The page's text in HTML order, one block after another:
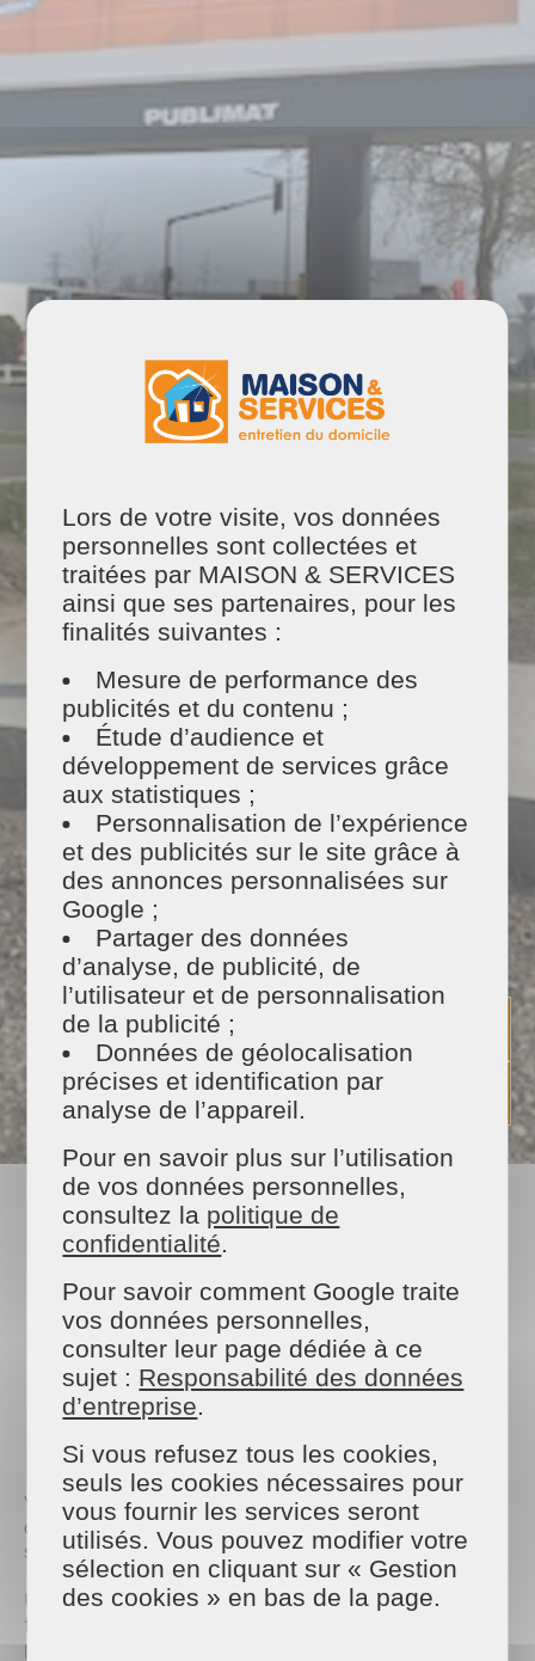
Maison & Services s’affiche à
Vendenheim !
Découvrez notre affichage Route de Strasbourg !
Vous pouvez désormais découvrir notre nouvelle
affiche installée à Vendenheim pour présenter nos
services de jardinage et de nettoyage de vitres.
Une manière simple pour gagner en visibilité et de
faire connaître Maison et Services et nos
prestations de jardinage et de nettoyage de vitres !
Lors de votre visite, vos données
personnelles sont collectées et
traitées par MAISON & SERVICES
ainsi que ses partenaires, pour les
finalités suivantes :
Mesure de performance des
publicités et du contenu ;
Étude d’audience et
développement de services grâce
aux statistiques ;
Personnalisation de l’expérience
et des publicités sur le site grâce à
des annonces personnalisées sur
Google ;
Partager des données
d’analyse, de publicité, de
l’utilisateur et de personnalisation
de la publicité ;
Données de géolocalisation
précises et identification par
analyse de l’appareil.
Pour en savoir plus sur l’utilisation
de vos données personnelles,
consultez la politique de
confidentialité
Pour savoir comment Google traite
vos données personnelles,
consulter leur page dédiée à ce
sujet : Responsabilité des données
d’entreprise
Si vous refusez tous les cookies,
seuls les cookies nécessaires pour
vous fournir les services seront
utilisés. Vous pouvez modifier votre
sélection en cliquant sur « Gestion
des cookies » en bas de la page.